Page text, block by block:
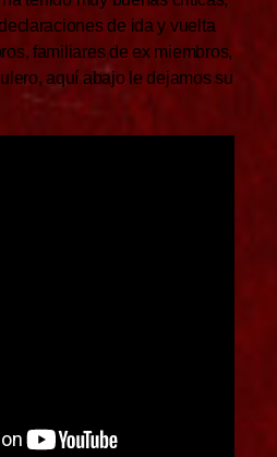
de ida y vuelta
familiares de ex miembros,
aquí abajo le dejamos su